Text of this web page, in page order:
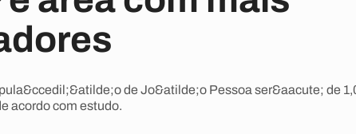
de Jo&atilde;o Pessoa ser&aacute; de
acordo com estudo.